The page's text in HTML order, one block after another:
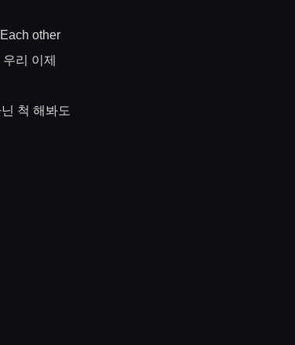
Each other
우리 이제
척 해봐도